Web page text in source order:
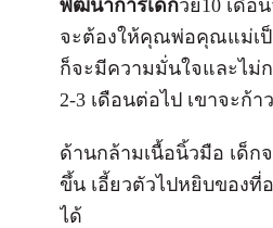
พัฒนาการเด็กวัย10 เดือ
จะต้องให้คุณพ่อคุณแม่เป็
ก็จะมีความมั่นใจและไม่
2-3 เดือนต่อไป เขาจะก้
ด้านกล้ามเนื้อนิ้วมือ เด็ก
ขึ้น เอี้ยวตัวไปหยิบของที่
ได้